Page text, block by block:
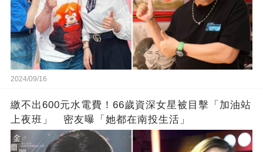
2024/09/16
繳不出600元水電費！66歲資深女星被目擊「加油站
上夜班」 密友曝「她都在南投生活」